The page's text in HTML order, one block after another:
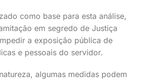
como base para esta análise,
em segredo de Justiça
a exposição pública de
e pessoais do servidor.
algumas medidas podem